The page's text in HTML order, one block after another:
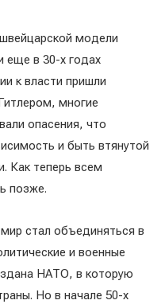
модели
еще в 30-х годах
к власти пришли
многие
опасения, что
и быть втянутой
Как теперь всем
позже.
стал объединяться в
и военные
НАТО, в которую
Но в начале 50-х